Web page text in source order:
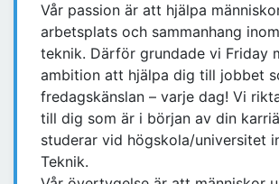
Vår passion är att hjälpa
arbetsplats och sammanhang
teknik. Därför grundade vi Friday
ambition att hjälpa dig till jobbet
fredagskänslan – varje dag! Vi
till dig som är i början av din
studerar vid högskola/universitet
Teknik.